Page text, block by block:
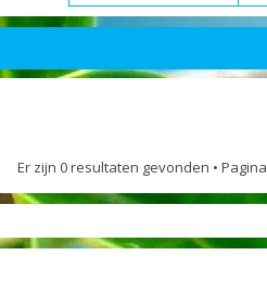
Er zijn 0 resultaten gevonden • Pagina